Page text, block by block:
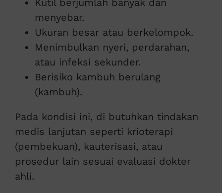
Kutil berjumlah banyak dan
menyebar.
Ukuran besar atau berkelompok.
Menimbulkan nyeri, perdarahan,
atau infeksi sekunder.
Berisiko kambuh berulang
(kambuh).
Pada kondisi ini, di butuhkan tindakan
medis lanjutan seperti krioterapi
(pembekuan), kauterisasi, atau
prosedur lain sesuai evaluasi dokter
ahli.